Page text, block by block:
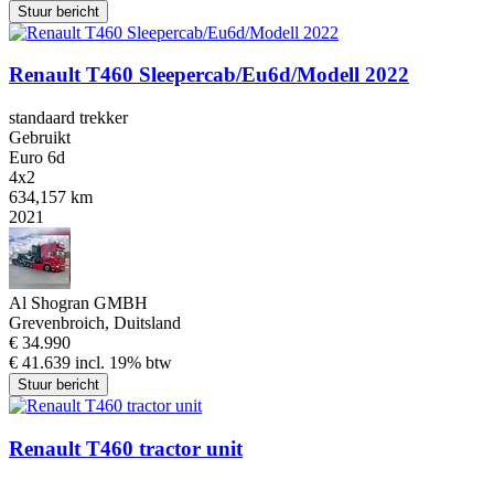
Stuur bericht
Renault T460 Sleepercab/Eu6d/Modell 2022
standaard trekker
Gebruikt
Euro 6d
4x2
634,157 km
2021
Al Shogran GMBH
Grevenbroich, Duitsland
€ 34.990
€ 41.639 incl. 19% btw
Stuur bericht
Renault T460 tractor unit